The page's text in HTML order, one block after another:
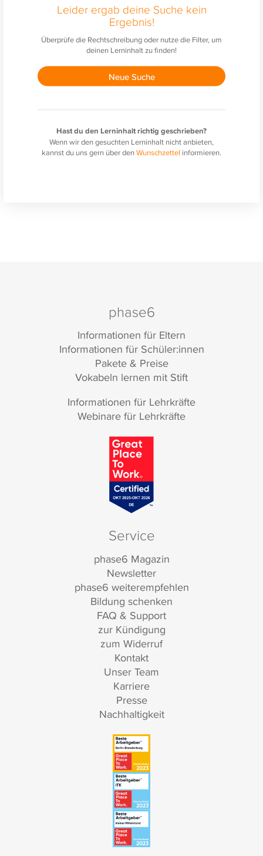
Leider ergab deine Suche kein
Ergebnis!
Überprüfe die Rechtschreibung oder nutze die Filter, um
deinen Lerninhalt zu finden!
Neue Suche
Hast du den Lerninhalt richtig geschrieben?
Wenn wir den gesuchten Lerninhalt nicht anbieten,
kannst du uns gern über denWunschzettel informieren.
phase6
Informationen für Eltern
Informationen für Schüler:innen
Pakete & Preise
Vokabeln lernen mit Stift
Informationen für Lehrkräfte
Webinare für Lehrkräfte
Service
phase6 Magazin
Newsletter
phase6 weiterempfehlen
Bildung schenken
FAQ & Support
zur Kündigung
zum Widerruf
Kontakt
Unser Team
Karriere
Presse
Nachhaltigkeit